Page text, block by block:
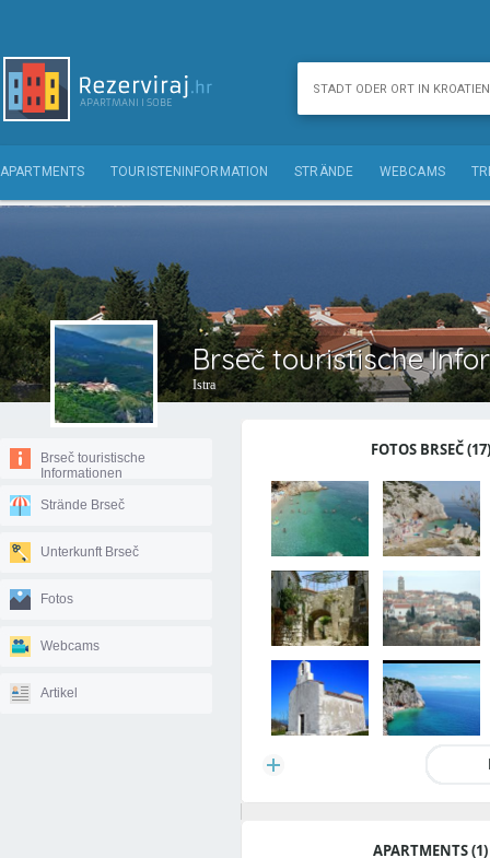
APARTMENTS TOURISTENINFORMATION STRÄNDE WEBCAMS
Brseč touristische
Istra
Brseč touristische
Informationen
Strände Brseč
Unterkunft Brseč
Fotos
Webcams
Artikel
FOTOS BRSEČ (17)
APARTMENTS (1)